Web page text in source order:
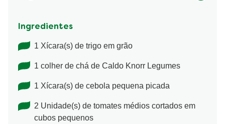
Ingredientes
1 Xícara(s) de trigo em grão
1 colher de chá de Caldo Knorr Legumes
1 Xícara(s) de cebola pequena picada
2 Unidade(s) de tomates médios cortados em
cubos pequenos